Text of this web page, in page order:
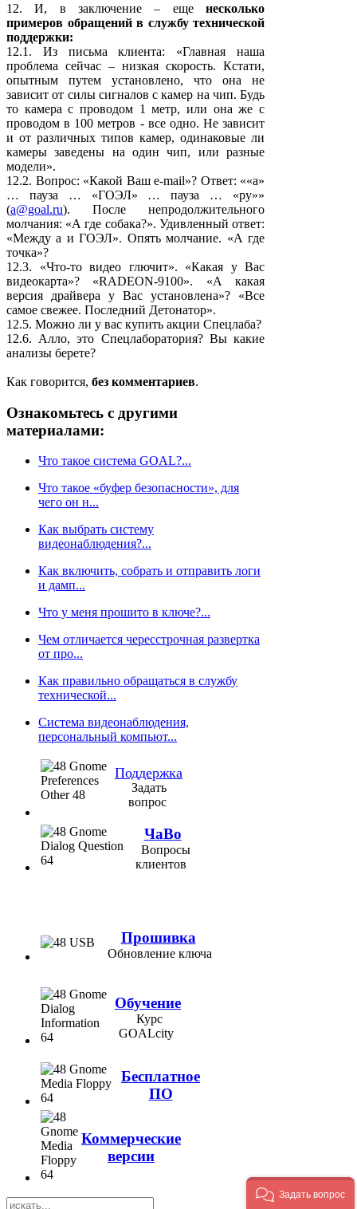
12. И, в заключение – еще несколько
примеров обращений в службу технической
поддержки:
12.1. Из письма клиента: «Главная наша
проблема сейчас – низкая скорость. Кстати,
опытным путем установлено, что она не
зависит от силы сигналов с камер на чип. Будь
то камера с проводом 1 метр, или она же с
проводом в 100 метров - все одно. Не зависит
и от различных типов камер, одинаковые ли
камеры заведены на один чип, или разные
модели».
12.2. Вопрос: «Какой Ваш e-mail»? Ответ: ««а»
… пауза … «ГОЭЛ» … пауза … «ру»»
(a@goal.ru). После непродолжительного
молчания: «А где собака?». Удивленный ответ:
«Между а и ГОЭЛ». Опять молчание. «А где
точка»?
12.3. «Что-то видео глючит». «Какая у Вас
видеокарта»? «RADEON-9100». «А какая
версия драйвера у Вас установлена»? «Все
самое свежее. Последний Детонатор».
12.5. Можно ли у вас купить акции Спецлаба?
12.6. Алло, это Спецлаборатория? Вы какие
анализы берете?
Как говорится, без комментариев.
Ознакомьтесь с другими
материалами:
Что такое система GOAL?...
Что такое «буфер безопасности», для
чего он н...
Как выбрать систему
видеонаблюдения?...
Как включить, собрать и отправить логи
и дамп...
Что у меня прошито в ключе?...
Чем отличается чересстрочная развертка
от про...
Как правильно обращаться в службу
технической...
Cистема видеонаблюдения,
персональный компьют...
Поддержка
Задать
вопрос
ЧаВо
Вопросы
клиентов
Прошивка
Обновление ключа
Обучение
Курс
GOALcity
Бесплатное
ПО
Коммерческие
версии
Задать вопрос